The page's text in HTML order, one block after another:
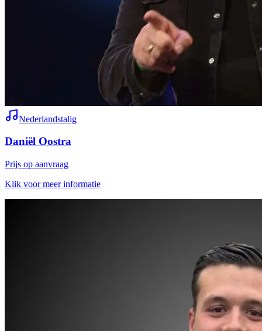
Nederlandstalig
Daniël Oostra
Prijs op aanvraag
Klik voor meer informatie